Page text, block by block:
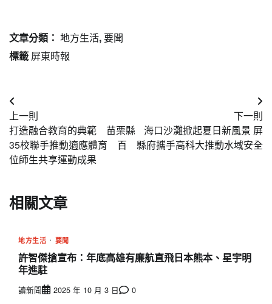
文章分類： 地方生活,要聞
標籤 屏東時報
文
章
導
覽
上一則
打造融合教育的典範 苗栗縣
35校聯手推動適應體育 百
位師生共享運動成果
下一則
海口沙灘掀起夏日新風景 屏
縣府攜手高科大推動水域安全
相關文章
地方生活 要聞
許智傑搶宣布：年底高雄有廉航直飛日本熊本、星宇明
年進駐
讀新聞 2025 年 10 月 3 日 0